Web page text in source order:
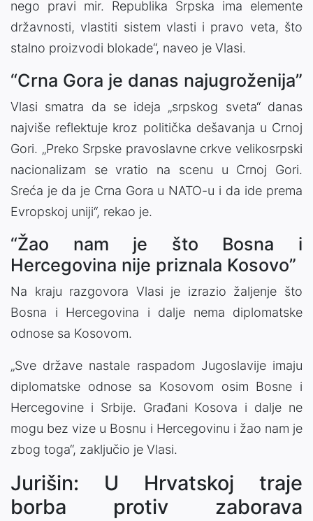
nego pravi mir. Republika Srpska ima elemente
državnosti, vlastiti sistem vlasti i pravo veta, što
stalno proizvodi blokade“, naveo je Vlasi.
“Crna Gora je danas najugroženija”
Vlasi smatra da se ideja „srpskog sveta“ danas
najviše reflektuje kroz politička dešavanja u Crnoj
Gori. „Preko Srpske pravoslavne crkve velikosrpski
nacionalizam se vratio na scenu u Crnoj Gori.
Sreća je da je Crna Gora u NATO-u i da ide prema
Evropskoj uniji“, rekao je.
“Žao nam je što Bosna i
Hercegovina nije priznala Kosovo”
Na kraju razgovora Vlasi je izrazio žaljenje što
Bosna i Hercegovina i dalje nema diplomatske
odnose sa Kosovom.
„Sve države nastale raspadom Jugoslavije imaju
diplomatske odnose sa Kosovom osim Bosne i
Hercegovine i Srbije. Građani Kosova i dalje ne
mogu bez vize u Bosnu i Hercegovinu i žao nam je
zbog toga“, zaključio je Vlasi.
Jurišin: U Hrvatskoj traje
borba protiv zaborava